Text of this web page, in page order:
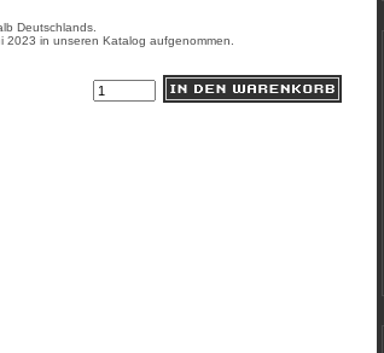
Deutschlands.
in unseren Katalog aufgenommen.